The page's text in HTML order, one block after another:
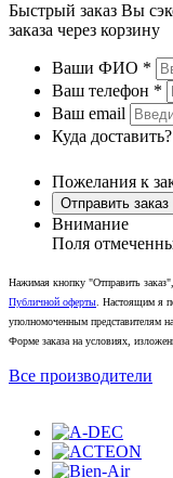
Быстрый заказ Вы
заказа через корзину
Ваши ФИО *
Ваш телефон *
Ваш email
Куда доставить?
Пожелания к
Отправить заказ
Внимание
Поля
Нажимая кнопку "Отправить
Публичной оферты. Настоящим я
уполномоченным представителям
Форме заказа на условиях,
Все производители